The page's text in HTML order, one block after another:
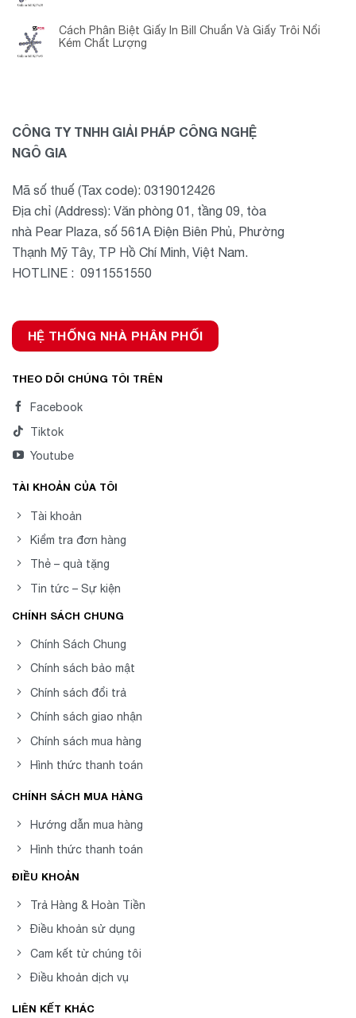
Cách Phân Biệt Giấy In Bill Chuẩn Và Giấy Trôi Nổi
Kém Chất Lượng
CÔNG TY TNHH GIẢI PHÁP CÔNG NGHỆ
NGÔ GIA
Mã số thuế (Tax code): 0319012426
Địa chỉ (Address): Văn phòng 01, tầng 09, tòa
nhà Pear Plaza, số 561A Điện Biên Phủ, Phường
Thạnh Mỹ Tây, TP Hồ Chí Minh, Việt Nam.
HOTLINE : 0911551550
HỆ THỐNG NHÀ PHÂN PHỐI
THEO DÕI CHÚNG TÔI TRÊN
Facebook
Tiktok
Youtube
TÀI KHOẢN CỦA TÔI
Tài khoản
Kiểm tra đơn hàng
Thẻ – quà tặng
Tin tức – Sự kiện
CHÍNH SÁCH CHUNG
Chính Sách Chung
Chính sách bảo mật
Chính sách đổi trả
Chính sách giao nhận
Chính sách mua hàng
Hình thức thanh toán
CHÍNH SÁCH MUA HÀNG
Hướng dẫn mua hàng
Hình thức thanh toán
ĐIỀU KHOẢN
Trả Hàng & Hoàn Tiền
Điều khoản sử dụng
Cam kết từ chúng tôi
Điều khoản dịch vụ
LIÊN KẾT KHÁC